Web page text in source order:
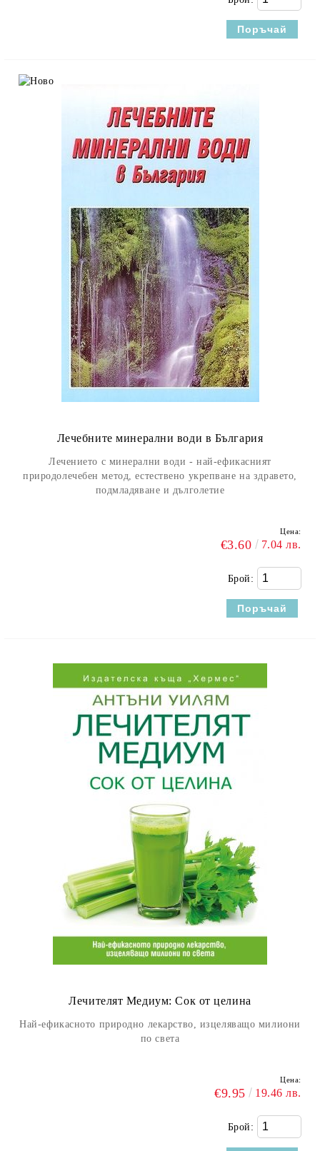
Лечебните минерални води в България
Лечението с минерални води - най-ефикасният
природолечебен метод, естествено укрепване на здравето,
подмладяване и дълголетие
Цена:
€3.60 7.04 лв.
Брой:
Лечителят Медиум: Сок от целина
Най-ефикасното природно лекарство, изцеляващо милиони
по света
Цена:
€9.95 19.46 лв.
Брой: